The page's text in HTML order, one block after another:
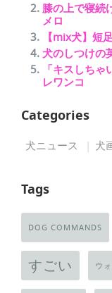
膝の上で寝続
メロ
【mix犬】短
犬のしつけの
「キスしち
レワンコ
Categories
犬ニュース 犬
Tags
DOG COMMANDS
すごい ウ